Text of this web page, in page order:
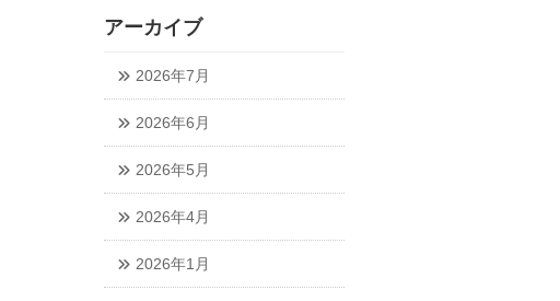
アーカイブ
2026年7月
2026年6月
2026年5月
2026年4月
2026年1月